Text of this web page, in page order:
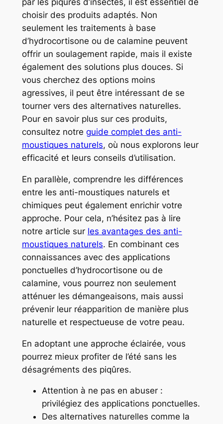
par les piqûres d’insectes, il est essentiel de
choisir des produits adaptés. Non
seulement les traitements à base
d’hydrocortisone ou de calamine peuvent
offrir un soulagement rapide, mais il existe
également des solutions plus douces. Si
vous cherchez des options moins
agressives, il peut être intéressant de se
tourner vers des alternatives naturelles.
Pour en savoir plus sur ces produits,
consultez notre guide complet des anti-
moustiques naturels, où nous explorons leur
efficacité et leurs conseils d’utilisation.
En parallèle, comprendre les différences
entre les anti-moustiques naturels et
chimiques peut également enrichir votre
approche. Pour cela, n’hésitez pas à lire
notre article sur les avantages des anti-
moustiques naturels. En combinant ces
connaissances avec des applications
ponctuelles d’hydrocortisone ou de
calamine, vous pourrez non seulement
atténuer les démangeaisons, mais aussi
prévenir leur réapparition de manière plus
naturelle et respectueuse de votre peau.
En adoptant une approche éclairée, vous
pourrez mieux profiter de l’été sans les
désagréments des piqûres.
Attention à ne pas en abuser :
privilégiez des applications ponctuelles.
Des alternatives naturelles comme la